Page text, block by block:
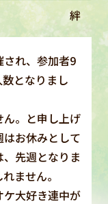
絆
れ、参加者9
となりまし
ん。と申し上げ
お休みとして
先週となりま
ません。
大好き連中が